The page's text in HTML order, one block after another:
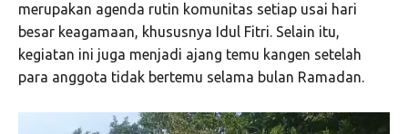
merupakan agenda rutin komunitas setiap usai hari
besar keagamaan, khususnya Idul Fitri. Selain itu,
kegiatan ini juga menjadi ajang temu kangen setelah
para anggota tidak bertemu selama bulan Ramadan.